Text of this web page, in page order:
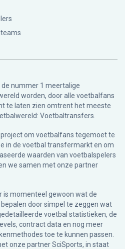
de nummer 1 meertalige
worden, door alle voetbalfans
te laten zien omtrent het meeste
Voetbaltransfers.
om voetbalfans tegemoet te
in de voetbal transfermarkt en om
waarden van voetbalspelers
we samen met onze partner
is momenteel gewoon wat de
door simpel te zeggen wat
voetbal statistieken, de
contract data en nog meer
toe te kunnen passen.
onze partner SciSports, in staat